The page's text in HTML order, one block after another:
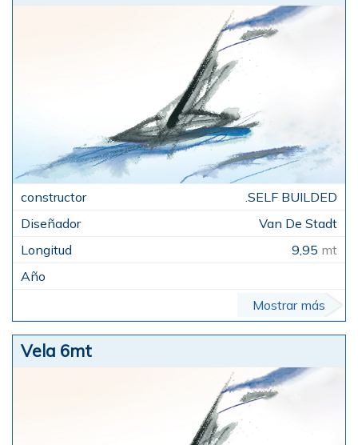
.SELF BUILDED
Van De Stadt
9,95 mt
Mostrar más
Vela 6mt